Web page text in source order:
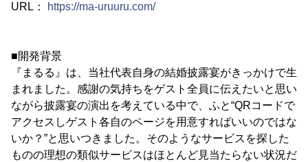
URL： https://ma-uruuru.com/
■開発背景
『まるる』は、当社代表自身の結婚披露宴がきっかけで生
まれました。感謝の気持ちをゲスト全員に伝えたいと思い
ながら披露宴の演出を考えている中で、ふと“QRコードで
アクセスしゲスト各自のページを用意すればいいのではな
いか？”と思いつきました。そのようなサービスを探した
ものの理想の類似サービスはほとんど見当たらない状況だ